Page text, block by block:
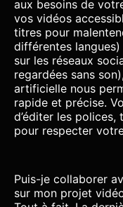
aux besoins de
vos vidéos
titres pour
différentes langues)
sur les réseaux
regardées sans
artificielle nous
rapide et précise.
d’éditer les
pour respecter
Puis-je collaborer
sur mon projet